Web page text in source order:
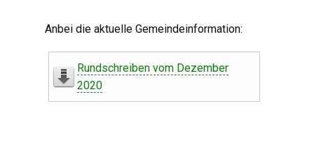
Anbei die aktuelle Gemeindeinformation:
Rundschreiben vom Dezember
2020